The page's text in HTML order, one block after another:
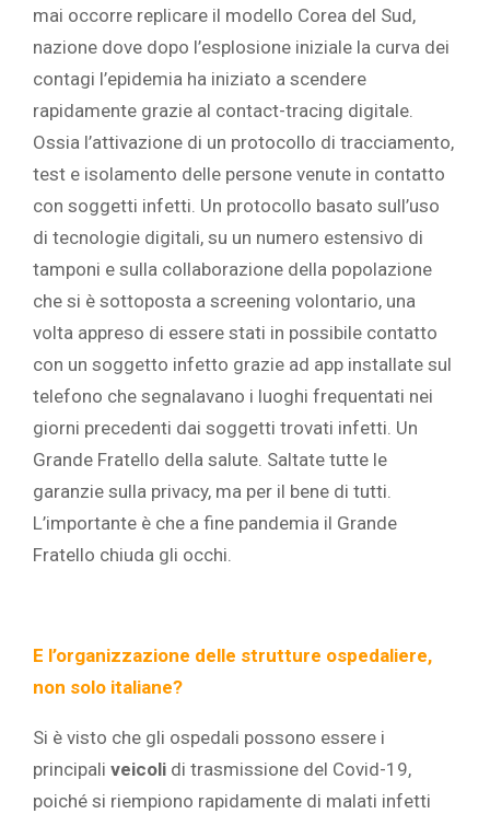
mai occorre replicare il modello Corea del Sud,
nazione dove dopo l’esplosione iniziale la curva dei
contagi l’epidemia ha iniziato a scendere
rapidamente grazie al contact-tracing digitale.
Ossia l’attivazione di un protocollo di tracciamento,
test e isolamento delle persone venute in contatto
con soggetti infetti. Un protocollo basato sull’uso
di tecnologie digitali, su un numero estensivo di
tamponi e sulla collaborazione della popolazione
che si è sottoposta a screening volontario, una
volta appreso di essere stati in possibile contatto
con un soggetto infetto grazie ad app installate sul
telefono che segnalavano i luoghi frequentati nei
giorni precedenti dai soggetti trovati infetti. Un
Grande Fratello della salute. Saltate tutte le
garanzie sulla privacy, ma per il bene di tutti.
L’importante è che a fine pandemia il Grande
Fratello chiuda gli occhi.
E l’organizzazione delle strutture ospedaliere,
non solo italiane?
Si è visto che gli ospedali possono essere i
principali veicoli di trasmissione del Covid-19,
poiché si riempiono rapidamente di malati infetti